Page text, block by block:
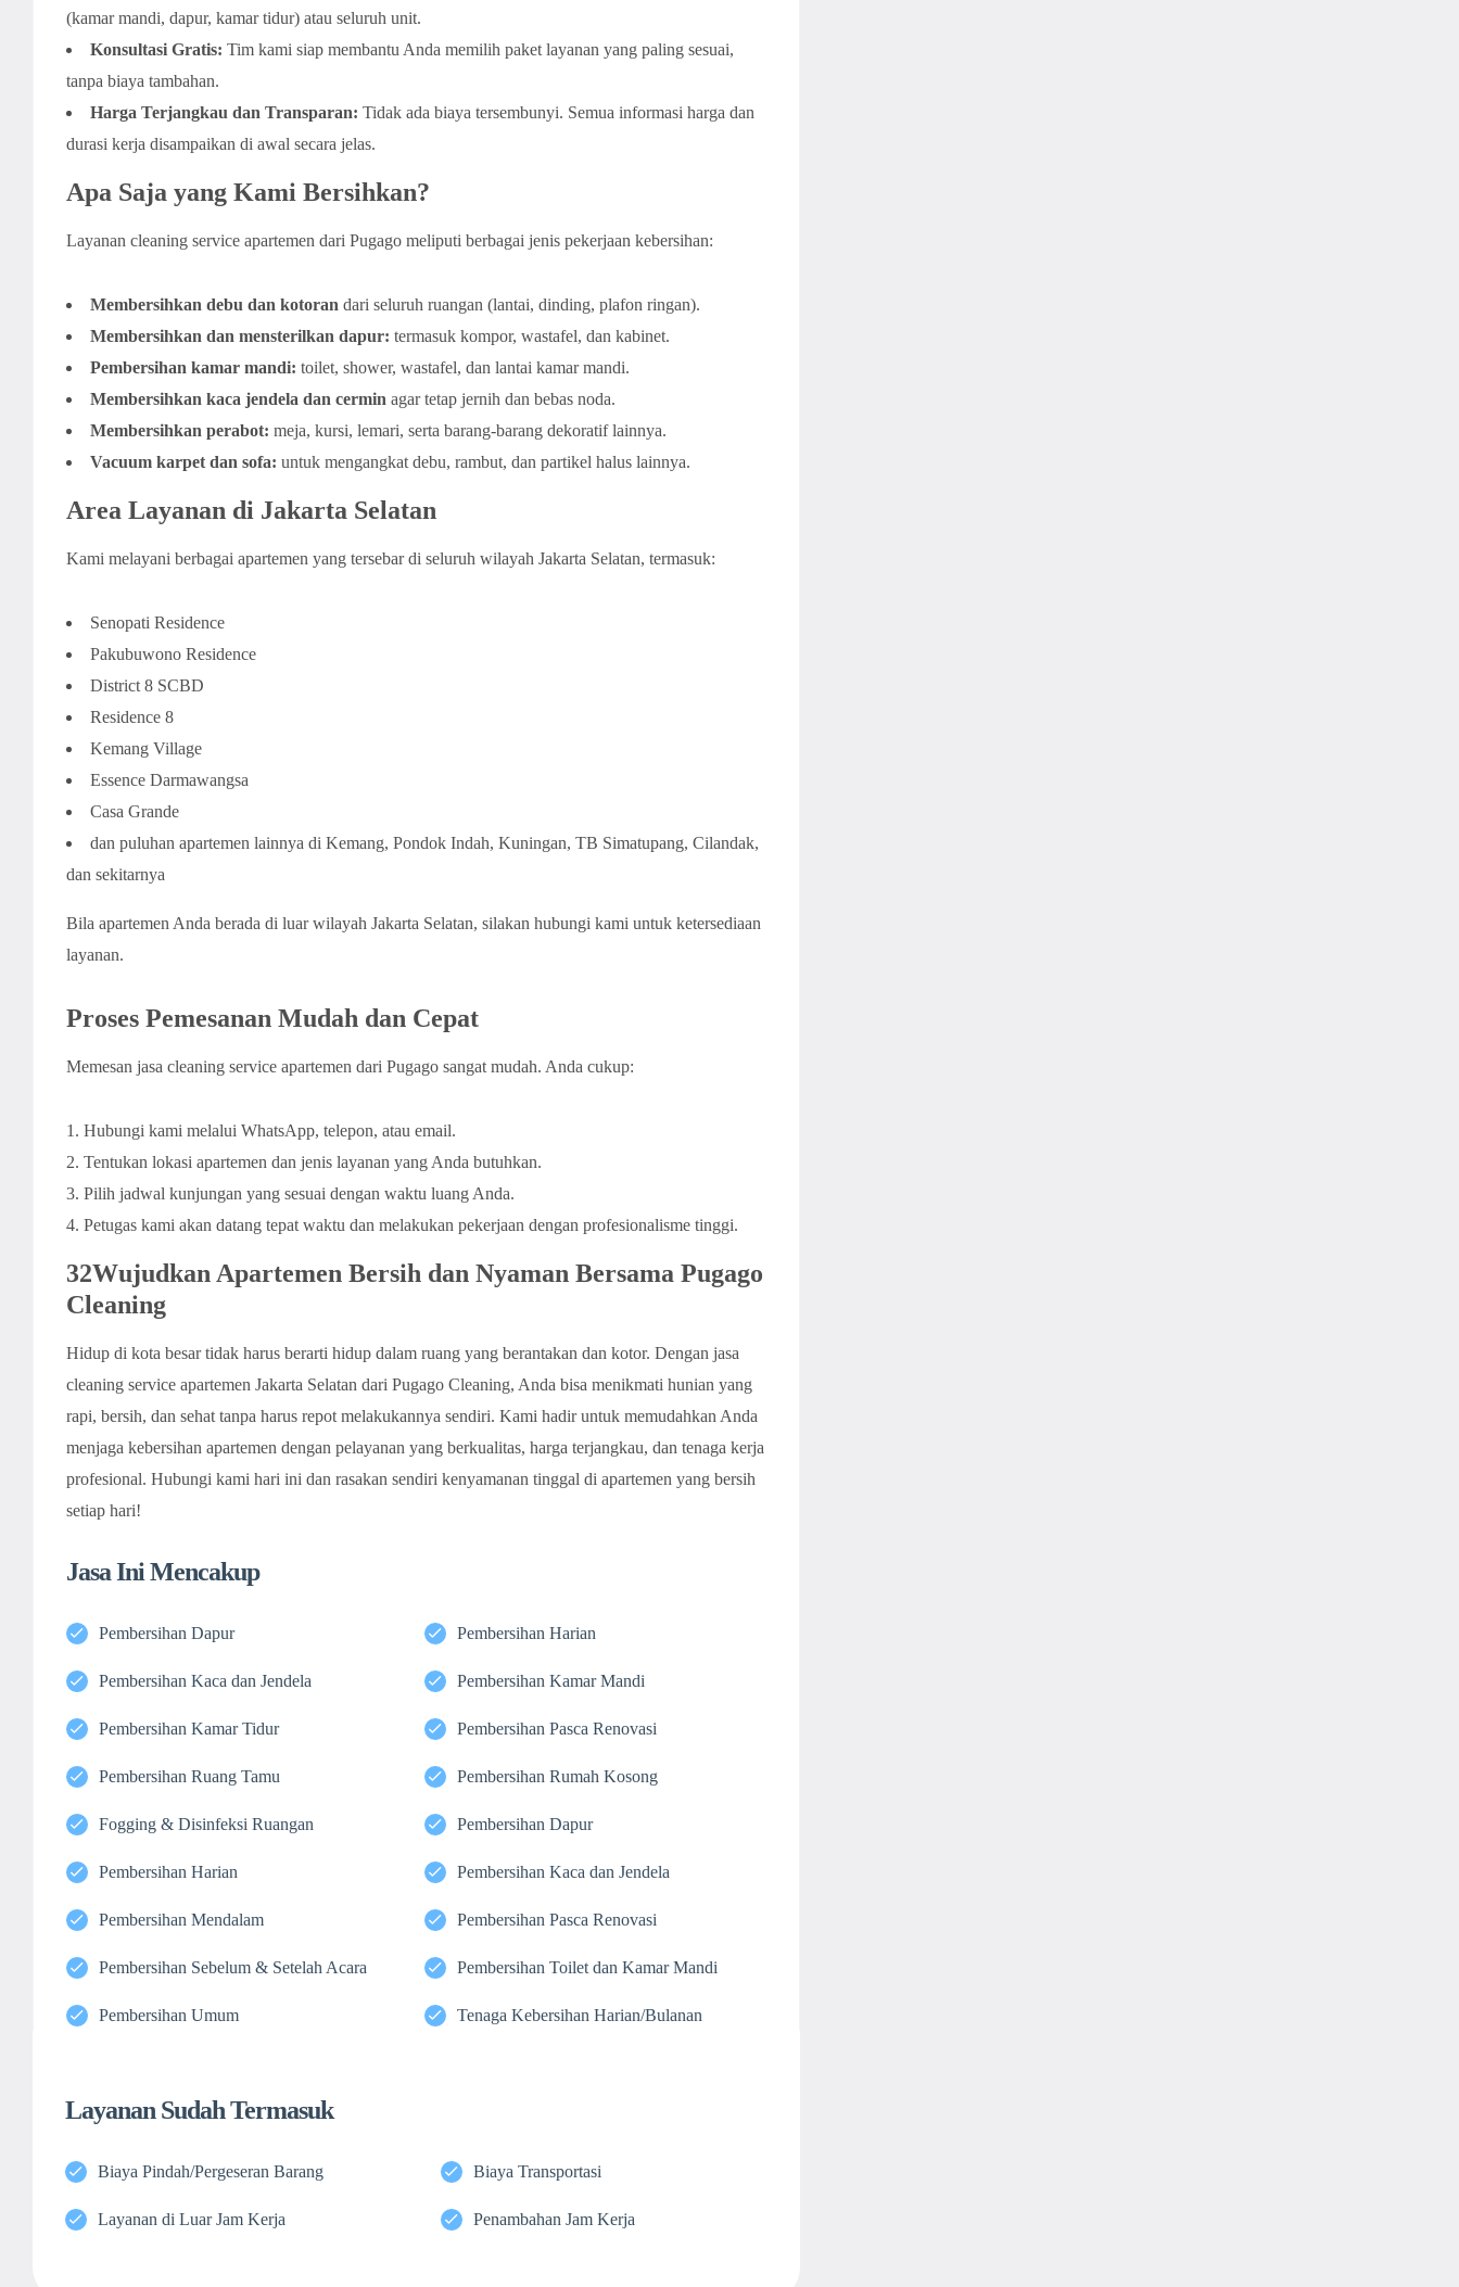
(kamar mandi, dapur, kamar tidur) atau seluruh unit.
Konsultasi Gratis: Tim kami siap membantu Anda memilih paket layanan yang paling sesuai,
tanpa biaya tambahan.
Harga Terjangkau dan Transparan: Tidak ada biaya tersembunyi. Semua informasi harga dan
durasi kerja disampaikan di awal secara jelas.
Apa Saja yang Kami Bersihkan?
Layanan cleaning service apartemen dari Pugago meliputi berbagai jenis pekerjaan kebersihan:
Membersihkan debu dan kotoran dari seluruh ruangan (lantai, dinding, plafon ringan).
Membersihkan dan mensterilkan dapur: termasuk kompor, wastafel, dan kabinet.
Pembersihan kamar mandi: toilet, shower, wastafel, dan lantai kamar mandi.
Membersihkan kaca jendela dan cermin agar tetap jernih dan bebas noda.
Membersihkan perabot: meja, kursi, lemari, serta barang-barang dekoratif lainnya.
Vacuum karpet dan sofa: untuk mengangkat debu, rambut, dan partikel halus lainnya.
Area Layanan di Jakarta Selatan
Kami melayani berbagai apartemen yang tersebar di seluruh wilayah Jakarta Selatan, termasuk:
Senopati Residence
Pakubuwono Residence
District 8 SCBD
Residence 8
Kemang Village
Essence Darmawangsa
Casa Grande
dan puluhan apartemen lainnya di Kemang, Pondok Indah, Kuningan, TB Simatupang, Cilandak,
dan sekitarnya
Bila apartemen Anda berada di luar wilayah Jakarta Selatan, silakan hubungi kami untuk ketersediaan
layanan.
Proses Pemesanan Mudah dan Cepat
Memesan jasa cleaning service apartemen dari Pugago sangat mudah. Anda cukup:
Hubungi kami melalui WhatsApp, telepon, atau email.
Tentukan lokasi apartemen dan jenis layanan yang Anda butuhkan.
Pilih jadwal kunjungan yang sesuai dengan waktu luang Anda.
Petugas kami akan datang tepat waktu dan melakukan pekerjaan dengan profesionalisme tinggi.
32Wujudkan Apartemen Bersih dan Nyaman Bersama Pugago
Cleaning
Hidup di kota besar tidak harus berarti hidup dalam ruang yang berantakan dan kotor. Dengan jasa
cleaning service apartemen Jakarta Selatan dari Pugago Cleaning, Anda bisa menikmati hunian yang
rapi, bersih, dan sehat tanpa harus repot melakukannya sendiri. Kami hadir untuk memudahkan Anda
menjaga kebersihan apartemen dengan pelayanan yang berkualitas, harga terjangkau, dan tenaga kerja
profesional. Hubungi kami hari ini dan rasakan sendiri kenyamanan tinggal di apartemen yang bersih
setiap hari!
Jasa Ini Mencakup
Pembersihan Dapur Pembersihan Harian
Pembersihan Kaca dan Jendela Pembersihan Kamar Mandi
Pembersihan Kamar Tidur Pembersihan Pasca Renovasi
Pembersihan Ruang Tamu Pembersihan Rumah Kosong
Fogging & Disinfeksi Ruangan Pembersihan Dapur
Pembersihan Harian Pembersihan Kaca dan Jendela
Pembersihan Mendalam Pembersihan Pasca Renovasi
Pembersihan Sebelum & Setelah Acara Pembersihan Toilet dan Kamar Mandi
Pembersihan Umum Tenaga Kebersihan Harian/Bulanan
Layanan Sudah Termasuk
Biaya Pindah/Pergeseran Barang Biaya Transportasi
Layanan di Luar Jam Kerja Penambahan Jam Kerja